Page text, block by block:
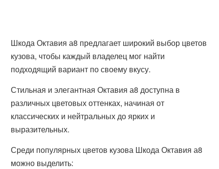
Шкода Октавия а8 предлагает широкий выбор цветов
кузова, чтобы каждый владелец мог найти
подходящий вариант по своему вкусу.
Стильная и элегантная Октавия а8 доступна в
различных цветовых оттенках, начиная от
классических и нейтральных до ярких и
выразительных.
Среди популярных цветов кузова Шкода Октавия а8
можно выделить: